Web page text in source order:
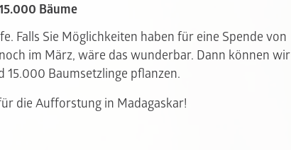
Bäume
Falls Sie Möglichkeiten haben für eine Spende von
im März, wäre das wunderbar. Dann können wir
15.000 Baumsetzlinge pflanzen.
die Aufforstung in Madagaskar!